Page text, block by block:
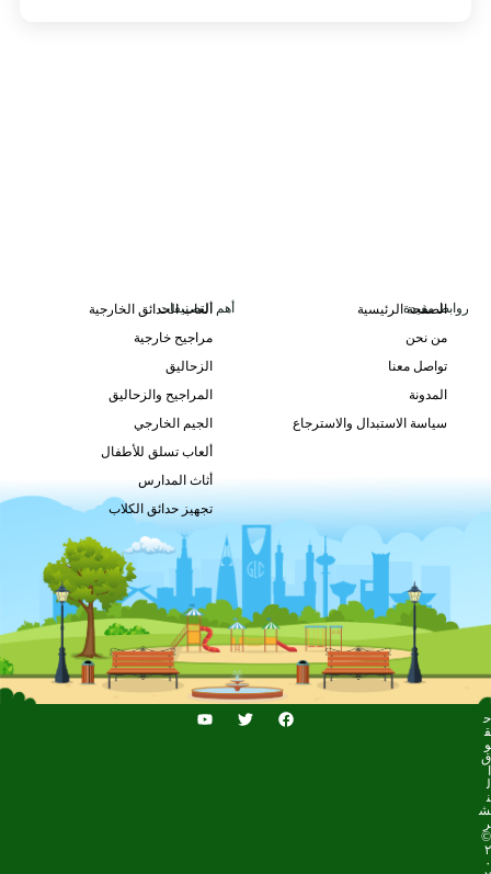
روابط مفيدة
الصفحة الرئيسية
من نحن
تواصل معنا
المدونة
سياسة الاستبدال والاسترجاع
أهم التصنيفات
ألعاب الحدائق الخارجية
مراجيح خارجية
الزحاليق
المراجيح والزحاليق
الجيم الخارجي
ألعاب تسلق للأطفال
أثاث المدارس
تجهيز حدائق الكلاب
ح
ق
و
ق
ل
ن
ش
ر
©
٢
٠